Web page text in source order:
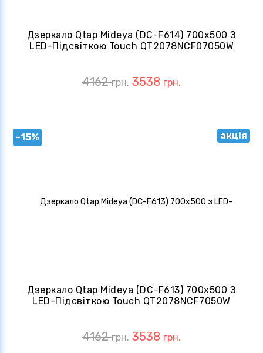
Дзеркало Qtap Mideya (DC-F614) 700х500 З
LED-Підсвіткою Touch QT2078NCF07050W
4162грн. 3538 грн.
-15% акція
Дзеркало Qtap Mideya (DC-F613) 700х500 З
LED-Підсвіткою Touch QT2078NCF7050W
4162грн. 3538 грн.